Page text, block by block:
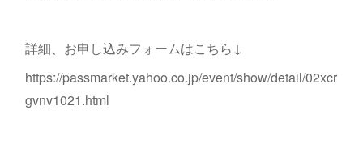
詳細、お申し込みフォームはこちら↓
https://passmarket.yahoo.co.jp/event/show/detail/02xcr
gvnv1021.html